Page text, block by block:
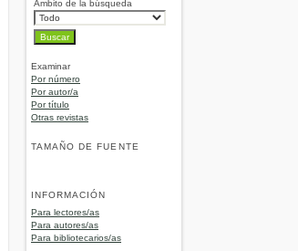
Ámbito de la búsqueda
Examinar
Por número
Por autor/a
Por título
Otras revistas
TAMAÑO DE FUENTE
INFORMACIÓN
Para lectores/as
Para autores/as
Para bibliotecarios/as